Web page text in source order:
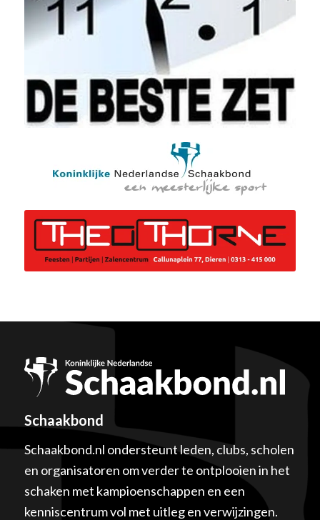
Schaakbond
Schaakbond.nl ondersteunt leden, clubs, scholen
en organisatoren om verder te ontplooien in het
schaken met kampioenschappen en een
kenniscentrum vol met uitleg en verwijzingen.